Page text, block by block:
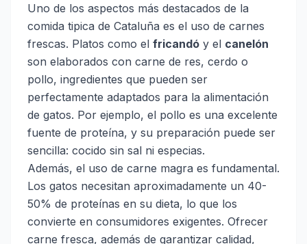
Uno de los aspectos más destacados de la
comida tipica de Cataluña es el uso de carnes
frescas. Platos como el fricandó y el canelón
son elaborados con carne de res, cerdo o
pollo, ingredientes que pueden ser
perfectamente adaptados para la alimentación
de gatos. Por ejemplo, el pollo es una excelente
fuente de proteína, y su preparación puede ser
sencilla: cocido sin sal ni especias.
Además, el uso de carne magra es fundamental.
Los gatos necesitan aproximadamente un 40-
50% de proteínas en su dieta, lo que los
convierte en consumidores exigentes. Ofrecer
carne fresca, además de garantizar calidad,